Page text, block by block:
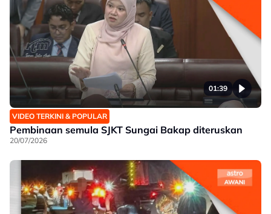
01:39
VIDEO TERKINI & POPULAR
Pembinaan semula SJKT Sungai Bakap diteruskan
20/07/2026